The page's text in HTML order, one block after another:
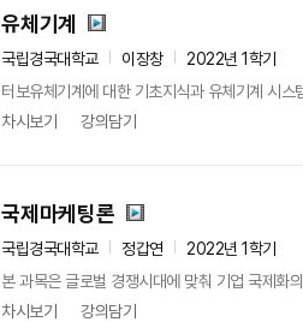
유체기계
국립경국대학교 이장창
2022년 1학기
터보유체기계에 대한 기초지식과 유체기계 시
차시보기
강의담기
국제마케팅론
국립경국대학교 정갑연
2022년 1학기
본 과목은 글로벌 경쟁시대에 맞춰 기업 국제화
차시보기
강의담기